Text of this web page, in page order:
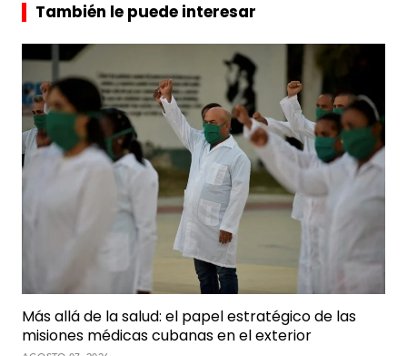
También le puede interesar
Más allá de la salud: el papel estratégico de las
misiones médicas cubanas en el exterior